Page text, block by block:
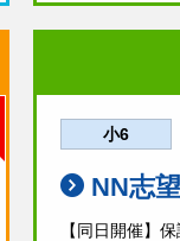
小6
NN志
【同日開催】